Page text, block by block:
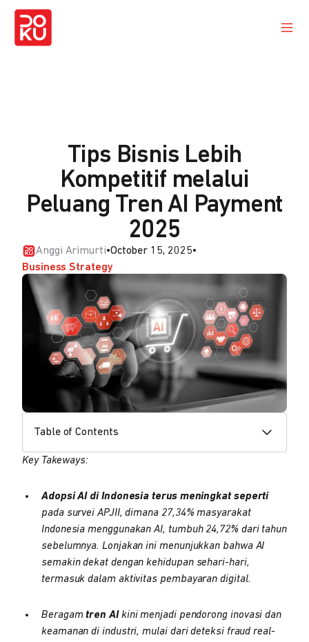
Tips Bisnis Lebih
Kompetitif melalui
Peluang Tren AI Payment
2025
Anggi Arimurti•October 15, 2025•
Business Strategy
Table of Contents
Key Takeways:
Adopsi AI di Indonesia terus meningkat seperti
pada survei APJII, dimana 27,34% masyarakat
Indonesia menggunakan AI, tumbuh 24,72% dari tahun
sebelumnya. Lonjakan ini menunjukkan bahwa AI
semakin dekat dengan kehidupan sehari-hari,
termasuk dalam aktivitas pembayaran digital.
Beragam tren AIkini menjadi pendorong inovasi dan
keamanan di industri, mulai dari deteksi fraud real-